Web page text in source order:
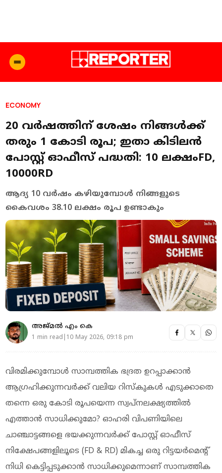
ECONOMY
20 വർഷത്തിന് ശേഷം നിങ്ങള്‍ക്ക്
‍തരും 1 കോടി രൂപ; ഇതാ കിടിലന്‍
പോസ്റ്റ് ഓഫീസ് പദ്ധതി: 10 ലക്ഷംFD,
10000RD
ആദ്യ 10 വർഷം കഴിയുമ്പോൾ നിങ്ങളുടെ
കൈവശം 38.10 ലക്ഷം രൂപ ഉണ്ടാകും
അജ്മല്‍ എം കെ
1 min read|10 May 2026, 09:18 pm
വിരമിക്കുമ്പോള്‍ സാമ്പത്തിക ഭദ്രത ഉറപ്പാക്കാൻ
ആഗ്രഹിക്കുന്നവർക്ക് വലിയ റിസ്കുകൾ എടുക്കാതെ
തന്നെ ഒരു കോടി രൂപയെന്ന സ്വപ്നലക്ഷ്യത്തിൽ
എത്താൻ സാധിക്കുമോ? ഓഹരി വിപണിയിലെ
ചാഞ്ചാട്ടങ്ങളെ ഭയക്കുന്നവർക്ക് പോസ്റ്റ് ഓഫീസ്
നിക്ഷേപങ്ങളിലൂടെ (FD & RD) മികച്ച ഒരു റിട്ടയർമെന്റ്
നിധി കെട്ടിപ്പടുക്കാൻ സാധിക്കുമെന്നാണ് സാമ്പത്തിക